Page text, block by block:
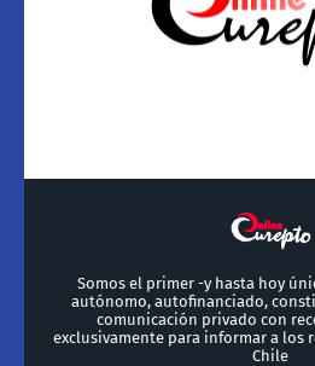
Somos el primer -y hasta hoy
autónomo, autofinanciado,
comunicación privado con
exclusivamente para informar a los
Chile